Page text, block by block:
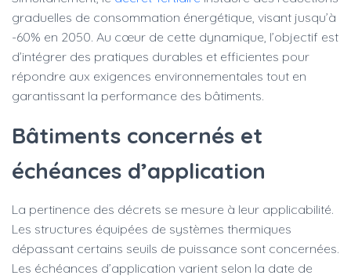
graduelles de consommation énergétique, visant jusqu’à
-60% en 2050. Au cœur de cette dynamique, l’objectif est
d’intégrer des pratiques durables et efficientes pour
répondre aux exigences environnementales tout en
garantissant la performance des bâtiments.
Bâtiments concernés et
échéances d’application
La pertinence des décrets se mesure à leur applicabilité.
Les structures équipées de systèmes thermiques
dépassant certains seuils de puissance sont concernées.
Les échéances d’application varient selon la date de